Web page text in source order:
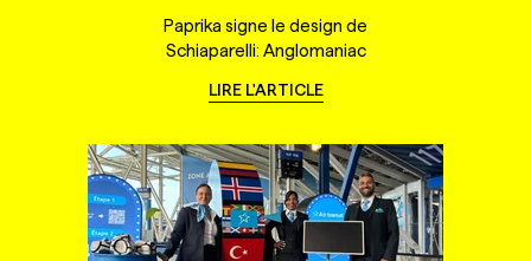
Paprika signe le design de
Schiaparelli: Anglomaniac
LIRE L'ARTICLE